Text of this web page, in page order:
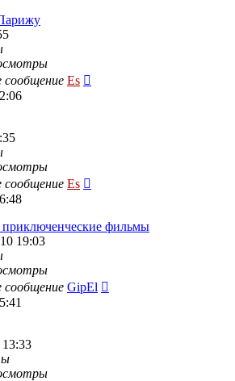
сообщение Es
сообщение Es
фильмы
19:03
сообщение GipEl
13:33